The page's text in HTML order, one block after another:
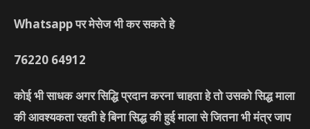
Whatsapp पर मेसेज भी कर सकते हे
76220 64912
कोई भी साधक अगर सिद्धि प्रदान करना चाहता हे तो उसको सिद्ध माला
की आवश्यकता रहती हे बिना सिद्ध की हुई माला से जितना भी मंत्र जाप